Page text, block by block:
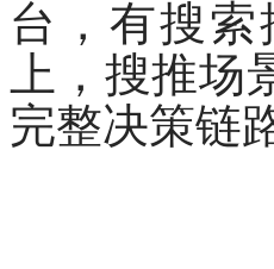
台，有搜
上，搜推场
完整决策链